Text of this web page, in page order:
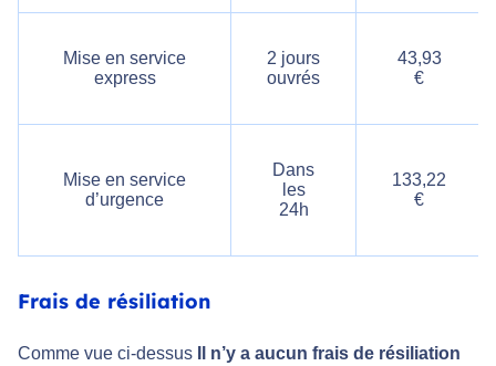
Mise en service
express
2 jours
ouvrés
43,93
€
Mise en service
d’urgence
Dans
les
24h
133,22
€
Frais de résiliation
Comme vue ci-dessus
Il n’y a aucun frais de résiliation